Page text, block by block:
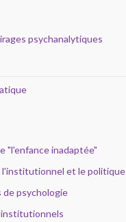
psychanalytiques
"l'enfance inadaptée"
l'institutionnel et le politique
de psychologie
institutionnels